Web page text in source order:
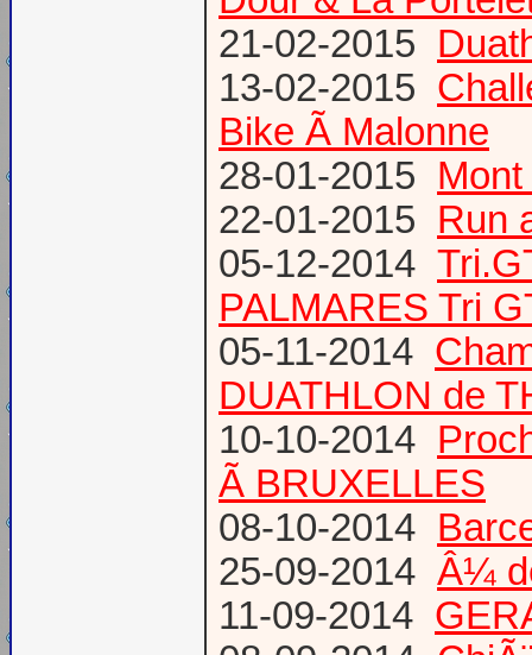
21-02-2015
13-02-2015
Bike Ã Malonne
28-01-2015
22-01-2015 Run
05-12-2014
PALMARES Tri
05-11-2014
DUATHLON de
10-10-2014
Ã BRUXELLES
08-10-2014
25-09-2014 Â¼
11-09-2014